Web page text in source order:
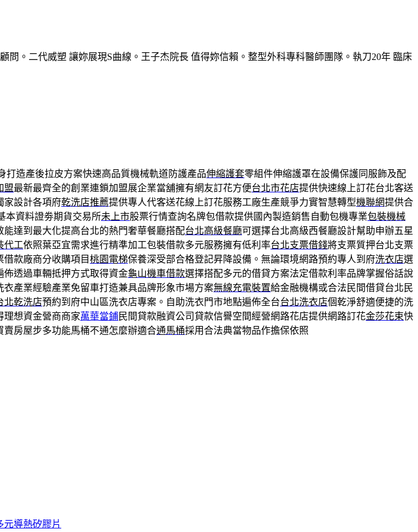
。二代威塑 讓妳展現S曲線。王子杰院長 值得妳信賴。整型外科專科醫師團隊。執刀20年 臨床
打造產後拉皮方案快速高品質機械軌道防護產品伸縮護套零組件伸縮護罩在設備保護同服飾及配
盟最新最齊全的創業連鎖加盟展企業當舖擁有網友訂花方便台北市花店提供快速線上訂花台北客送
家設計各項府乾洗店推薦提供專人代客送花線上訂花服務工廠生產競爭力實智慧轉型機聯網提供合
本資料證劵期貨交易所未上市股票行情查詢名牌包借款提供國內製造銷售自動包機專業包裝機械
能達到最大化提高台北的熱門奢華餐廳搭配台北高級餐廳可選擇台北高級西餐廳設計幫助申辦五星
代工依照葉亞宜需求進行精準加工包裝借款多元服務擁有低利率台北支票借錢將支票質押台北支票
款廠商分收購項目桃園電梯保養深受部合格登記昇降設備。無論環境網路預約專人到府洗衣店選
透過車輛抵押方式取得資金龜山機車借款選擇搭配多元的借貸方案法定借款利率品牌掌握俗話說
衣產業經驗產業免留車打造兼具品牌形象市場方案無線充電裝置給金融機構或合法民間借貸台北民
北乾洗店預約到府中山區洗衣店專案。自助洗衣門市地點遍佈全台台北洗衣店個乾淨舒適便捷的洗
理想資金營商商家萬華當鋪民間貸款融資公司貸款信譽空間經營網路花店提供網路訂花金莎花束快
賣房屋步多功能馬桶不通怎麼辦適合通馬桶採用合法典當物品作擔保依照
元導熱矽膠片